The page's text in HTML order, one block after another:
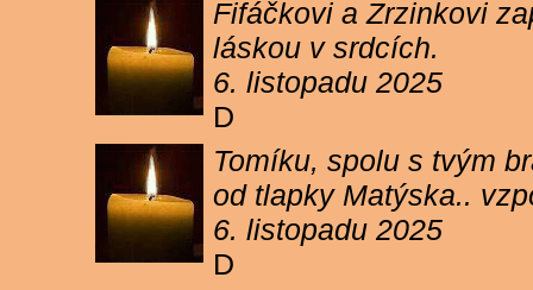
Fifáčkovi a Zrzinkovi
láskou v srdcích.
6. listopadu 2025
D
Tomíku, spolu s tvým
od tlapky Matýska..
6. listopadu 2025
D